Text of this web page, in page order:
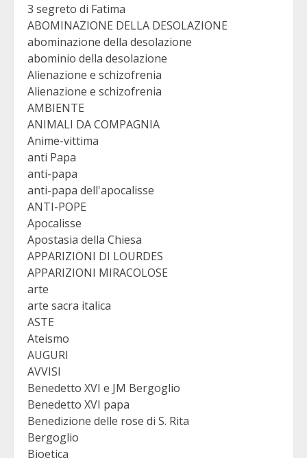
3 segreto di Fatima
ABOMINAZIONE DELLA DESOLAZIONE
abominazione della desolazione
abominio della desolazione
Alienazione e schizofrenia
Alienazione e schizofrenia
AMBIENTE
ANIMALI DA COMPAGNIA
Anime-vittima
anti Papa
anti-papa
anti-papa dell'apocalisse
ANTI-POPE
Apocalisse
Apostasia della Chiesa
APPARIZIONI DI LOURDES
APPARIZIONI MIRACOLOSE
arte
arte sacra italica
ASTE
Ateismo
AUGURI
AVVISI
Benedetto XVI e JM Bergoglio
Benedetto XVI papa
Benedizione delle rose di S. Rita
Bergoglio
Bioetica